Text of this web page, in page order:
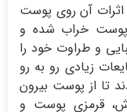
اثرات آن روی پوست
پوست خراب شده و
و طراوت خود را
زیادی رو به رو
تا از پوست بیرون
قرمزی پوست و